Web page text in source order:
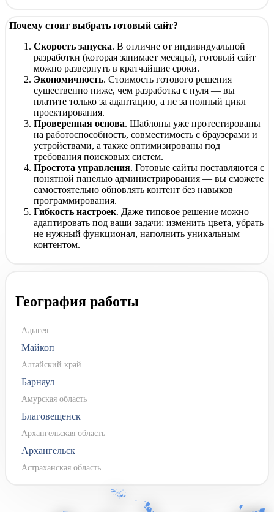
Почему стоит выбрать готовый сайт?
Скорость запуска. В отличие от индивидуальной
разработки (которая занимает месяцы), готовый сайт
можно развернуть в кратчайшие сроки.
Экономичность. Стоимость готового решения
существенно ниже, чем разработка с нуля — вы
платите только за адаптацию, а не за полный цикл
проектирования.
Проверенная основа. Шаблоны уже протестированы
на работоспособность, совместимость с браузерами и
устройствами, а также оптимизированы под
требования поисковых систем.
Простота управления. Готовые сайты поставляются с
понятной панелью администрирования — вы сможете
самостоятельно обновлять контент без навыков
программирования.
Гибкость настроек. Даже типовое решение можно
адаптировать под ваши задачи: изменить цвета, убрать
не нужный функционал, наполнить уникальным
контентом.
География работы
Адыгея
Майкоп
Алтайский край
Барнаул
Амурская область
Благовещенск
Архангельская область
Архангельск
Астраханская область